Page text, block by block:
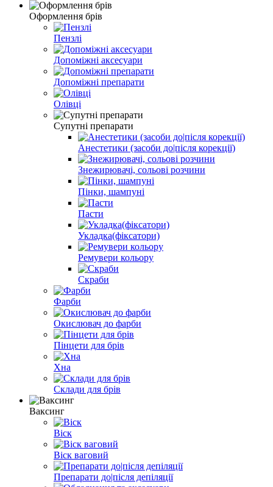
Оформлення брів
Пензлі
Допоміжні аксесуари
Допоміжні препарати
Олівці
Супутні препарати
Анестетики (засоби до|після корекції)
Знежирювачі, сольові розчини
Пінки, шампуні
Пасти
Укладка(фіксатори)
Ремувери кольору
Скраби
Фарби
Окислювач до фарби
Пінцети для брів
Хна
Склади для брів
Ваксинг
Віск
Віск ваговий
Препарати до|після депіляції